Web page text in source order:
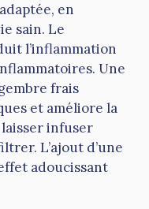
en
sain. Le
l’inflammation
Une
frais
et améliore la
infuser
L’ajout d’une
adoucissant